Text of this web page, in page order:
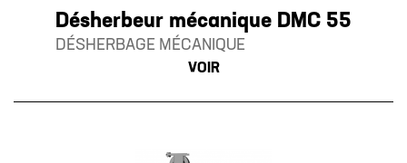
Désherbeur mécanique DMC 55
DÉSHERBAGE MÉCANIQUE
VOIR